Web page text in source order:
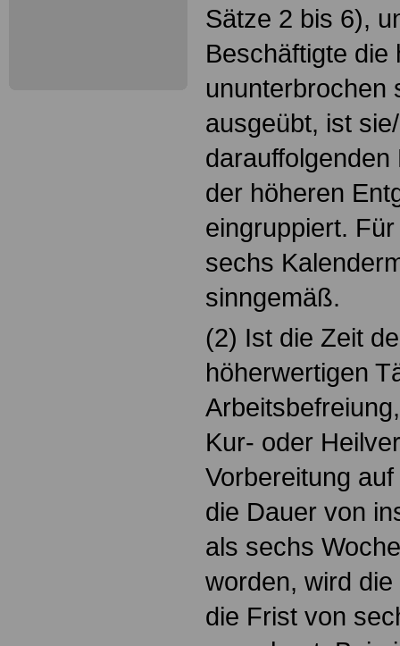
Sätze 2 bis 6),
Beschäftigte die
ununterbrochen
ausgeübt, ist
der höheren
eingruppiert.
sechs
sinngemäß.
(2) Ist die Zeit
höherwertigen
Kur- oder
Vorbereitung
die Dauer von
als sechs
worden, wird
die Frist von